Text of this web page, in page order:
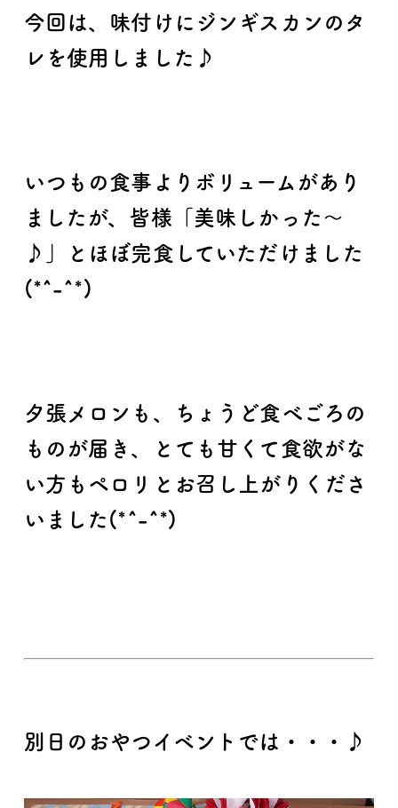
今回は、味付けにジンギスカンのタ
レを使用しました♪
いつもの食事よりボリュームがあり
ましたが、皆様「美味しかった～
♪」とほぼ完食していただけました
(*^-^*)
夕張メロンも、ちょうど食べごろの
ものが届き、とても甘くて食欲がな
い方もペロリとお召し上がりくださ
いました(*^-^*)
別日のおやつイベントでは・・・♪